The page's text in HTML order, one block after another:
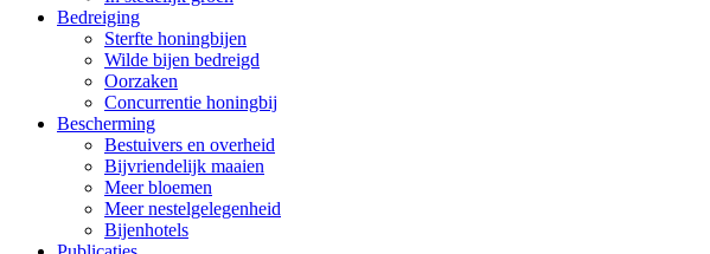
Bedreiging
Sterfte honingbijen
Wilde bijen bedreigd
Oorzaken
Concurrentie honingbij
Bescherming
Bestuivers en overheid
Bijvriendelijk maaien
Meer bloemen
Meer nestelgelegenheid
Bijenhotels